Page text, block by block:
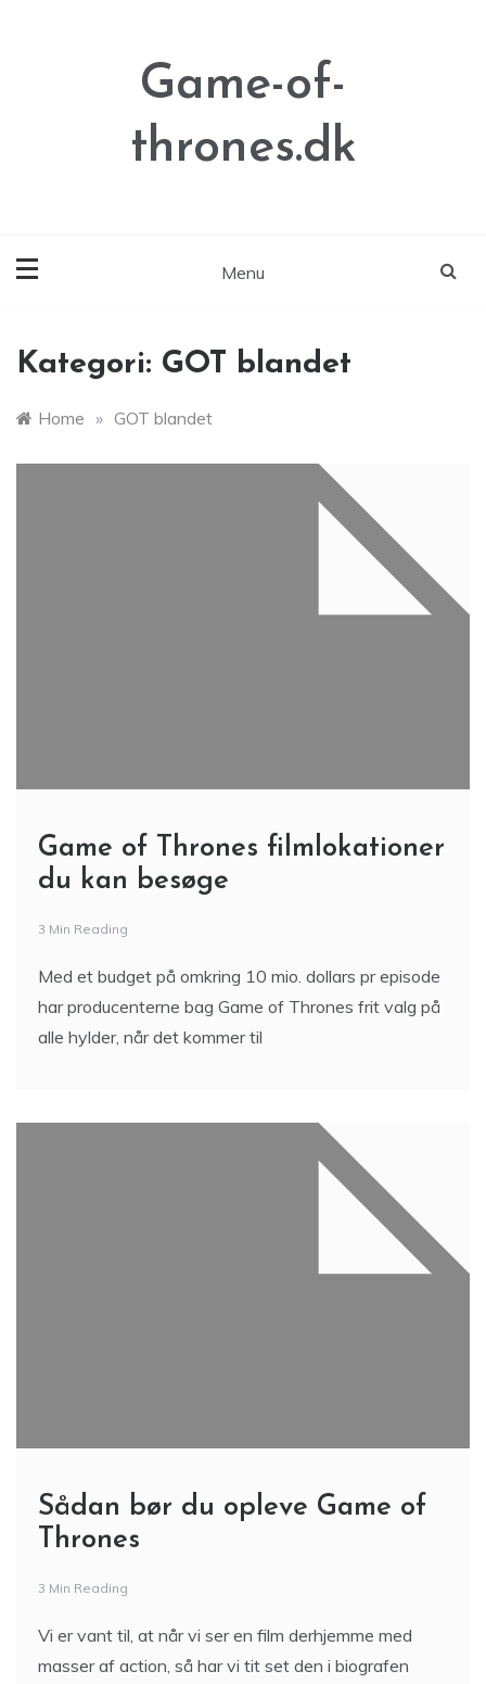
Game-of-
thrones.dk
Menu
Kategori: GOT blandet
Home » GOT blandet
Game of Thrones filmlokationer
du kan besøge
3 Min Reading
Med et budget på omkring 10 mio. dollars pr episode
har producenterne bag Game of Thrones frit valg på
alle hylder, når det kommer til
Sådan bør du opleve Game of
Thrones
3 Min Reading
Vi er vant til, at når vi ser en film derhjemme med
masser af action, så har vi tit set den i biografen